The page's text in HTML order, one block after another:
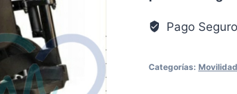
PLUS
Pago Seguro
Categorías: Movilidad